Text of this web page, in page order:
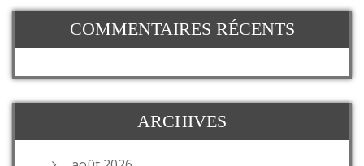
COMMENTAIRES RÉCENTS
ARCHIVES